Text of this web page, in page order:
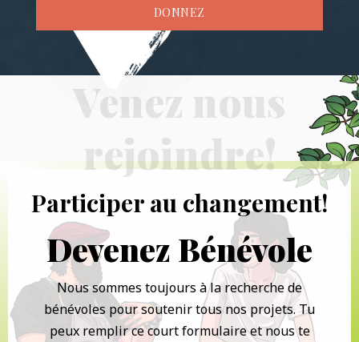
DONNEZ
Venez nous
rejoindre!
Participer au changement!
Devenez Bénévole
Nous sommes toujours à la recherche de
bénévoles pour soutenir tous nos projets. Tu
peux remplir ce court formulaire et nous te